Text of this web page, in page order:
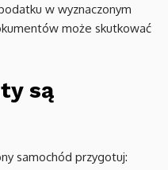
w wyznaczonym
może skutkować
są
samochód przygotuj: